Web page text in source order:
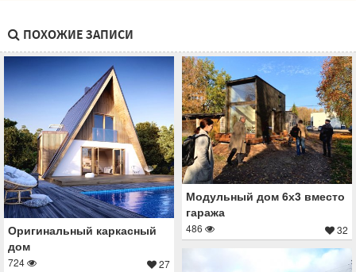
ПОХОЖИЕ ЗАПИСИ
Оригинальный каркасный
дом
724 27
Модульный дом 6х3 вместо
гаража
486 32